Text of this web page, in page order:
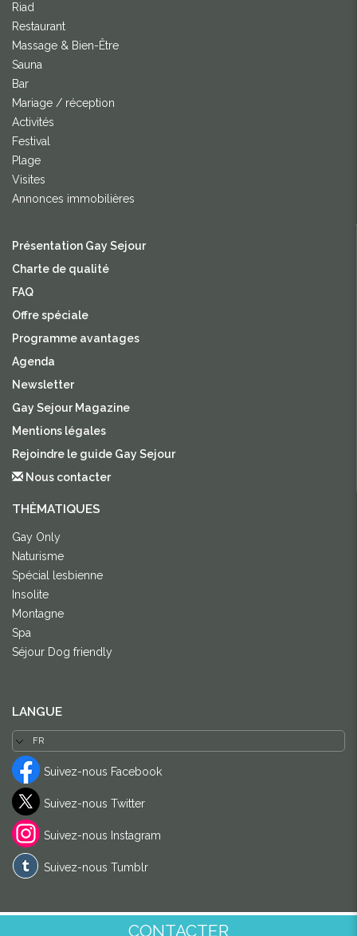
CONTACTER
Riad
Restaurant
Massage & Bien-Être
Sauna
Bar
Mariage / réception
Activités
Festival
Plage
Visites
Annonces immobilières
Présentation Gay Sejour
Charte de qualité
FAQ
Offre spéciale
Programme avantages
Agenda
Newsletter
Gay Sejour Magazine
Mentions légales
Rejoindre le guide Gay Sejour
Nous contacter
THÈMATIQUES
Gay Only
Naturisme
Spécial lesbienne
Insolite
Montagne
Spa
Séjour Dog friendly
LANGUE
Suivez-nous Facebook
Suivez-nous Twitter
Suivez-nous Instagram
Suivez-nous Tumblr